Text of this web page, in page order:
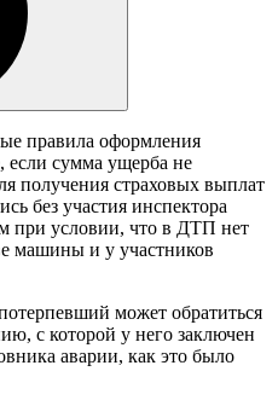
правила оформления
сумма ущерба не
получения страховых выплат
без участия инспектора
при условии, что в ДТП нет
машины и у участников
может обратиться
с которой у него заключен
аварии, как это было